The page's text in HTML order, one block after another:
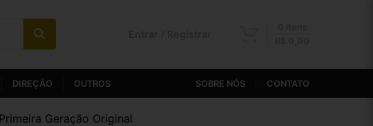
DIREÇÃO OUTROS SOBRE NÓS CONTATO
Geração Original